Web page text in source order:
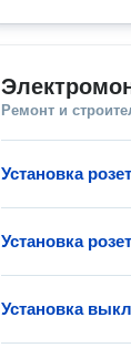
Ремонт и
Установка
Установка
Установка